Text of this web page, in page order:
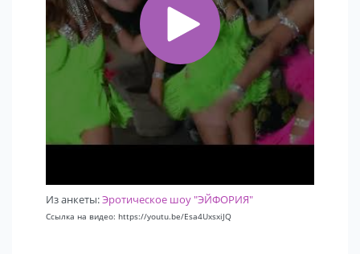
Из анкеты:Эротическое шоу "ЭЙФОРИЯ"
Ссылка на видео: https://youtu.be/Esa4UxsxiJQ